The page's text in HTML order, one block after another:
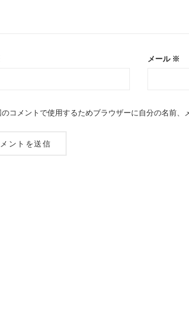
メール ※
のコメントで使用するためブラウザーに自分の名前、